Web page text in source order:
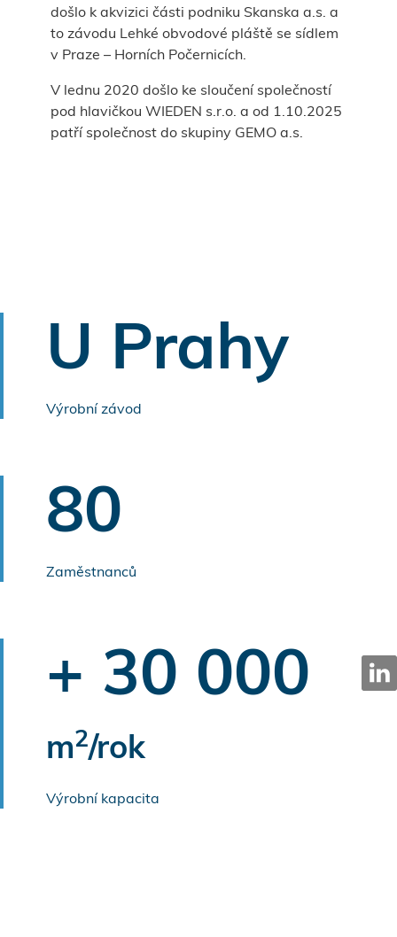
došlo k akvizici části podniku Skanska a.s. a
to závodu Lehké obvodové pláště se sídlem
v Praze – Horních Počernicích.
V lednu 2020 došlo ke sloučení společností
pod hlavičkou WIEDEN s.r.o. a od 1.10.2025
patří společnost do skupiny GEMO a.s.
U Prahy
Výrobní závod
80
Zaměstnanců
+ 30 000
m2/rok
Výrobní kapacita